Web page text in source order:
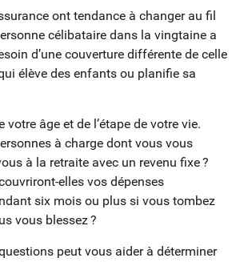
ont tendance à changer au fil
célibataire dans la vingtaine a
d’une couverture différente de celle
élève des enfants ou planifie sa
votre âge et de l’étape de votre vie.
à charge dont vous vous
à la retraite avec un revenu fixe ?
elles vos dépenses
six mois ou plus si vous tombez
vous blessez ?
peut vous aider à déterminer